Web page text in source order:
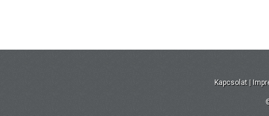
Kapcsolat |